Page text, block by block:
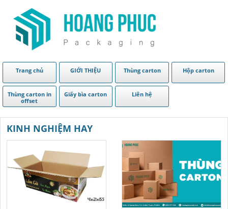
Trang chủ GIỚI THIỆU Thùng carton Hộp carton
Thùng carton in
offset
Giấy bìa carton Liên hệ
KINH NGHIỆM HAY